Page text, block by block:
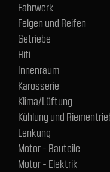
Fahrwerk
Felgen und Reifen
Getriebe
Hifi
Innenraum
Karosserie
Klima/Lüftung
Kühlung und
Lenkung
Motor - Bauteile
Motor - Elektrik